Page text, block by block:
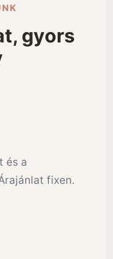
gyors
és a
fixen.